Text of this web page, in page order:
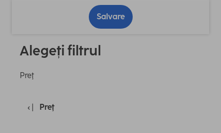
Salvare
Alegeți filtrul
Preţ
Preţ